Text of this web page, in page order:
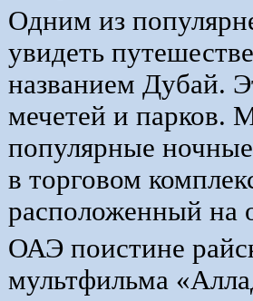
Одним из
увидеть
названием Дубай.
мечетей и парков.
популярные
в торговом
расположенный на
ОАЭ поистине
мультфильма